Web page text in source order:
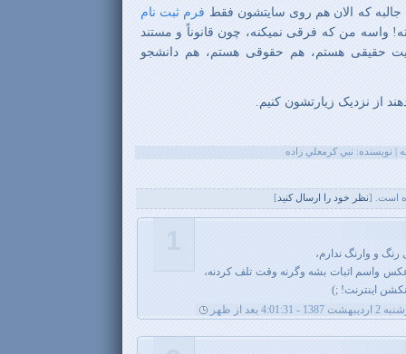
جالبه که الان هم روی سایتشون فقط فرم ثبت نام
واسه من که فرقی نمیکنه، چون قانوناً و مستند
هستم، هم حقوقی هستم، هم دانشجو
از نزدیک زیارتشون کنیم.
است. [نظر خود را ارسال کنيد ]
رنگ و وارنگ ندارم،
واسم اثبات بشه وگرنه وقت تلف کردنه،
اینترنت! ;)
1387 - 4:01:31 بعد از ظهر